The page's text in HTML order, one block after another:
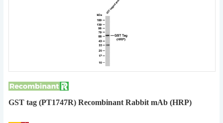
GST tag (PT1747R) Recombinant Rabbit mAb (HRP)